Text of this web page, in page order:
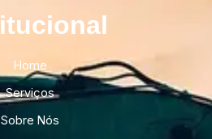
Home
Serviços
Sobre Nós